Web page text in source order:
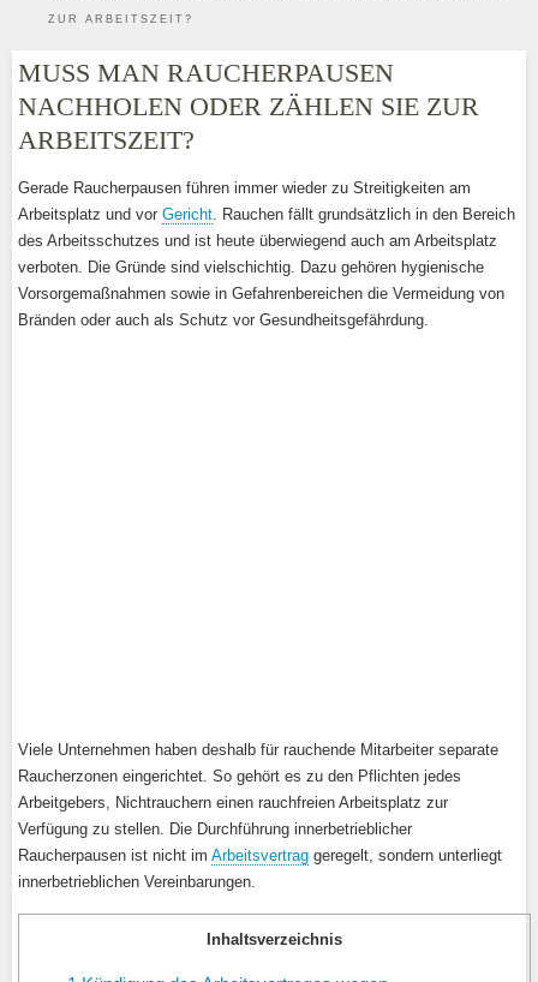
ZUR ARBEITSZEIT?
MUSS MAN RAUCHERPAUSEN
NACHHOLEN ODER ZÄHLEN SIE ZUR
ARBEITSZEIT?
Gerade Raucherpausen führen immer wieder zu Streitigkeiten am
Arbeitsplatz und vor Gericht. Rauchen fällt grundsätzlich in den Bereich
des Arbeitsschutzes und ist heute überwiegend auch am Arbeitsplatz
verboten. Die Gründe sind vielschichtig. Dazu gehören hygienische
Vorsorgemaßnahmen sowie in Gefahrenbereichen die Vermeidung von
Bränden oder auch als Schutz vor Gesundheitsgefährdung.
Viele Unternehmen haben deshalb für rauchende Mitarbeiter separate
Raucherzonen eingerichtet. So gehört es zu den Pflichten jedes
Arbeitgebers, Nichtrauchern einen rauchfreien Arbeitsplatz zur
Verfügung zu stellen. Die Durchführung innerbetrieblicher
Raucherpausen ist nicht im Arbeitsvertrag geregelt, sondern unterliegt
innerbetrieblichen Vereinbarungen.
Inhaltsverzeichnis